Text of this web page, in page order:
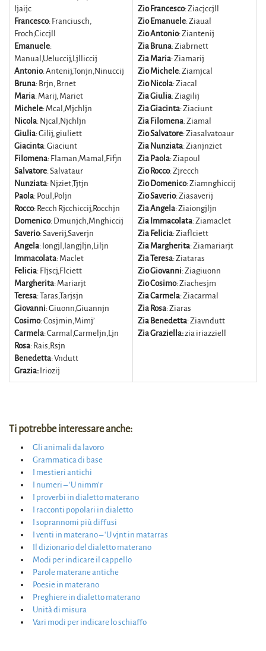
Ijaijc
Francesco: Franciusch,
Froch,Ciccjll
Emanuele:
Manual,Ueluccij,Ljlliccij
Antonio: Antenij,Tonjn,Ninuccij
Bruna: Brjn, Brnet
Maria: Marij, Mariet
Michele: Mcal,Mjchljn
Nicola: Njcal,Njchljn
Giulia: Gilij, giuliett
Giacinta: Giaciunt
Filomena: Flaman,Mamal,Fifjn
Salvatore: Salvataur
Nunziata: Njziet,Tjtjn
Paola: Poul,Poljn
Rocco: Recch Rjcchiccij,Rocchjn
Domenico: Dmunjch,Mnghiccij
Saverio: Saverij,Saverjn
Angela: Iongjl,Iangjljn,Liljn
Immacolata: Maclet
Felicia: Fljscj,Flciett
Margherita: Mariarjt
Teresa: Taras,Tarjsjn
Giovanni: Giuonn,Giuannjn
Cosimo: Cosjmin,Mimj’
Carmela: Carmal,Carmeljn,Ljn
Rosa: Rais,Rsjn
Benedetta: Vndutt
Grazia: Iriozij
Zio Francesco: Ziacjccjll
Zio Emanuele: Ziaual
Zio Antonio: Ziantenij
Zia Bruna: Ziabrnett
Zia Maria: Ziamarij
Zio Michele: Ziamjcal
Zio Nicola: Ziacal
Zia Giulia: Ziagilij
Zia Giacinta: Ziaciunt
Zia Filomena: Ziamal
Zio Salvatore: Ziasalvatoaur
Zia Nunziata: Zianjnziet
Zia Paola: Ziapoul
Zio Rocco: Zjrecch
Zio Domenico: Ziamnghiccij
Zio Saverio: Ziasaverij
Zia Angela: Ziaiongjljn
Zia Immacolata: Ziamaclet
Zia Felicia: Ziaflciett
Zia Margherita: Ziamariarjt
Zia Teresa: Ziataras
Zio Giovanni: Ziagiuonn
Zio Cosimo: Ziachesjm
Zia Carmela: Ziacarmal
Zia Rosa: Ziaras
Zia Benedetta: Ziavndutt
Zia Graziella:zia iriazziell
Ti potrebbe interessare anche:
Gli animali da lavoro
Grammatica di base
I mestieri antichi
I numeri – ‘U nimm’r
I proverbi in dialetto materano
I racconti popolari in dialetto
I soprannomi più diffusi
I venti in materano – ‘U vjnt in matarras
Il dizionario del dialetto materano
Modi per indicare il cappello
Parole materane antiche
Poesie in materano
Preghiere in dialetto materano
Unità di misura
Vari modi per indicare lo schiaffo